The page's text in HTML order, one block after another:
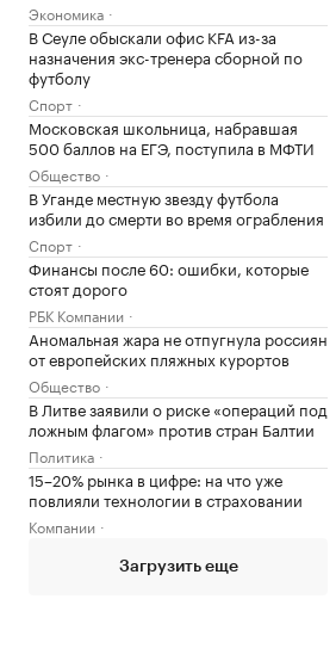
Экономика
В Сеуле обыскали офис KFA из-за
назначения экс-тренера сборной по
футболу
Спорт
Московская школьница, набравшая
500 баллов на ЕГЭ, поступила в МФТИ
Общество
В Уганде местную звезду футбола
избили до смерти во время ограбления
Спорт
Финансы после 60: ошибки, которые
стоят дорого
РБК Компании
Аномальная жара не отпугнула россиян
от европейских пляжных курортов
Общество
В Литве заявили о риске «операций под
ложным флагом» против стран Балтии
Политика
15–20% рынка в цифре: на что уже
повлияли технологии в страховании
Компании
Загрузить еще